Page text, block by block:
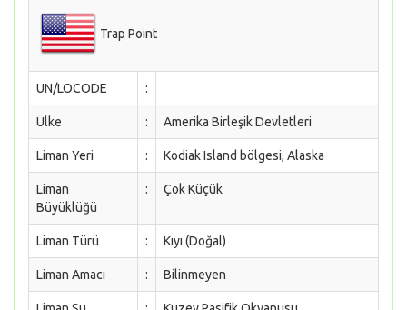
Trap Point
UN/LOCODE :
Ülke : Amerika Birleşik Devletleri
Liman Yeri : Kodiak Island bölgesi, Alaska
Liman
Büyüklüğü
: Çok Küçük
Liman Türü : Kıyı (Doğal)
Liman Amacı : Bilinmeyen